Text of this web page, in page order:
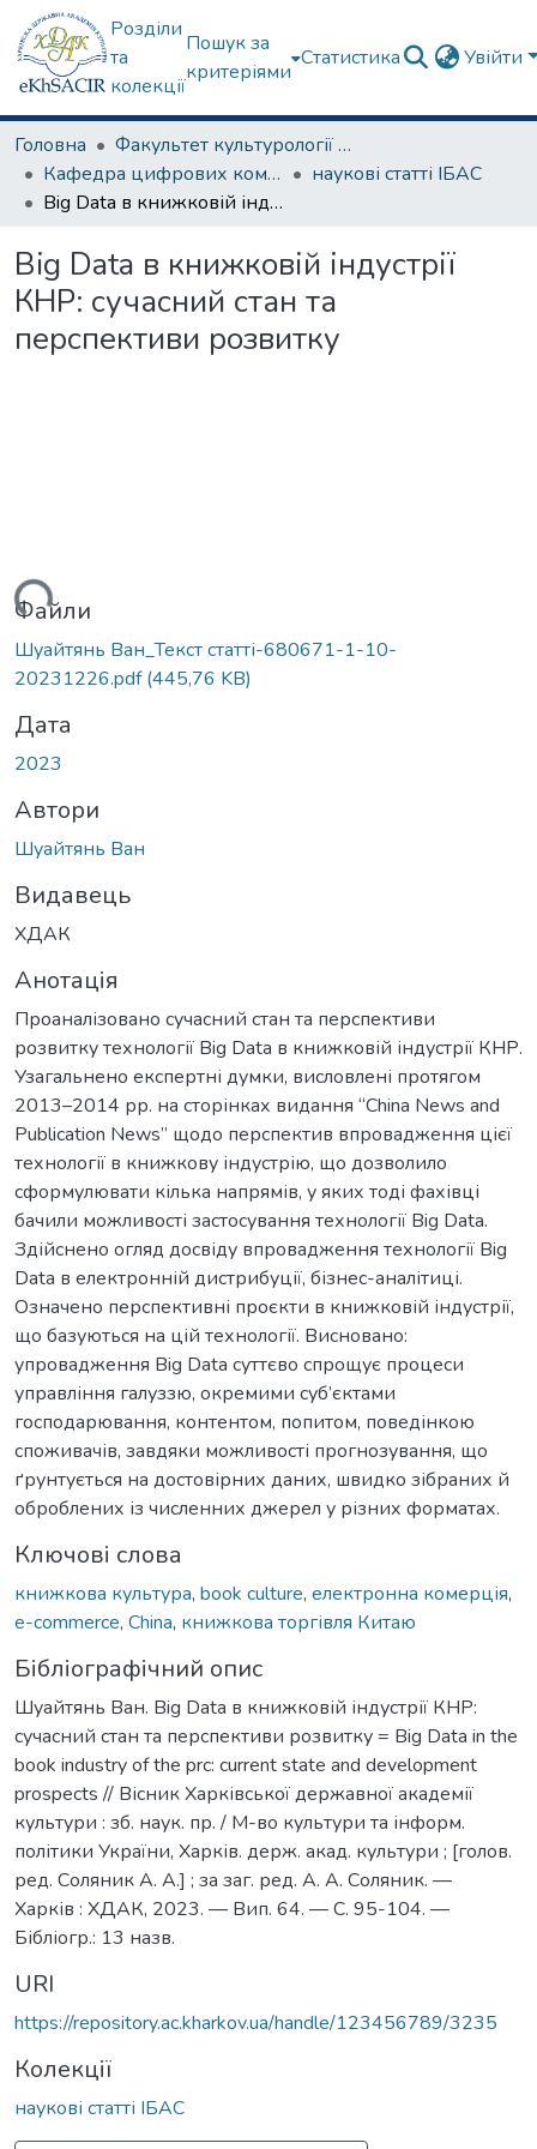
Розділи
та
колекції
Пошук за
критеріями
Статистика Увійти
Головна
Факультет культурології та соціальних комунікацій
Кафедра цифрових комунікацій та інформаційних технологій
наукові статті ІБАС
Big Data в книжковій індустрії КНР: сучасний стан та перспективи розвитку
Big Data в книжковій індустрії
КНР: сучасний стан та
перспективи розвитку
Файли
Шуайтянь Ван_Текст статті-680671-1-10-
20231226.pdf(445,76 KB)
Дата
2023
Автори
Шуайтянь Ван
Видавець
ХДАК
Анотація
Проаналізовано сучасний стан та перспективи
розвитку технології Big Data в книжковій індустрії КНР.
Узагальнено експертні думки, висловлені протягом
2013–2014 рр. на сторінках видання “China News and
Publication News” щодо перспектив впровадження цієї
технології в книжкову індустрію, що дозволило
сформулювати кілька напрямів, у яких тоді фахівці
бачили можливості застосування технології Big Data.
Здійснено огляд досвіду впровадження технології Big
Data в електронній дистрибуції, бізнес-аналітиці.
Означено перспективні проєкти в книжковій індустрії,
що базуються на цій технології. Висновано:
упровадження Big Data суттєво спрощує процеси
управління галуззю, окремими суб’єктами
господарювання, контентом, попитом, поведінкою
споживачів, завдяки можливості прогнозування, що
ґрунтується на достовірних даних, швидко зібраних й
оброблених із численних джерел у різних форматах.
Ключові слова
книжкова культура, book culture, електронна комерція,
e-commerce, China, книжкова торгівля Китаю
Бібліографічний опис
Шуайтянь Ван. Big Data в книжковій індустрії КНР:
сучасний стан та перспективи розвитку = Big Data in the
book industry of the prc: current state and development
prospects // Вісник Харківської державної академії
культури : зб. наук. пр. / М-во культури та інформ.
політики України, Харків. держ. акад. культури ; [голов.
ред. Соляник А. А.] ; за заг. ред. А. А. Соляник. —
Харків : ХДАК, 2023. — Вип. 64. — С. 95-104. —
Бібліогр.: 13 назв.
URI
https://repository.ac.kharkov.ua/handle/123456789/3235
Колекції
наукові статті ІБАС